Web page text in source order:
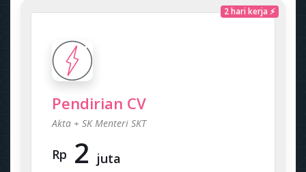
2 hari kerja ⚡
Pendirian CV
Akta + SK Menteri SKT
Rp 2 juta